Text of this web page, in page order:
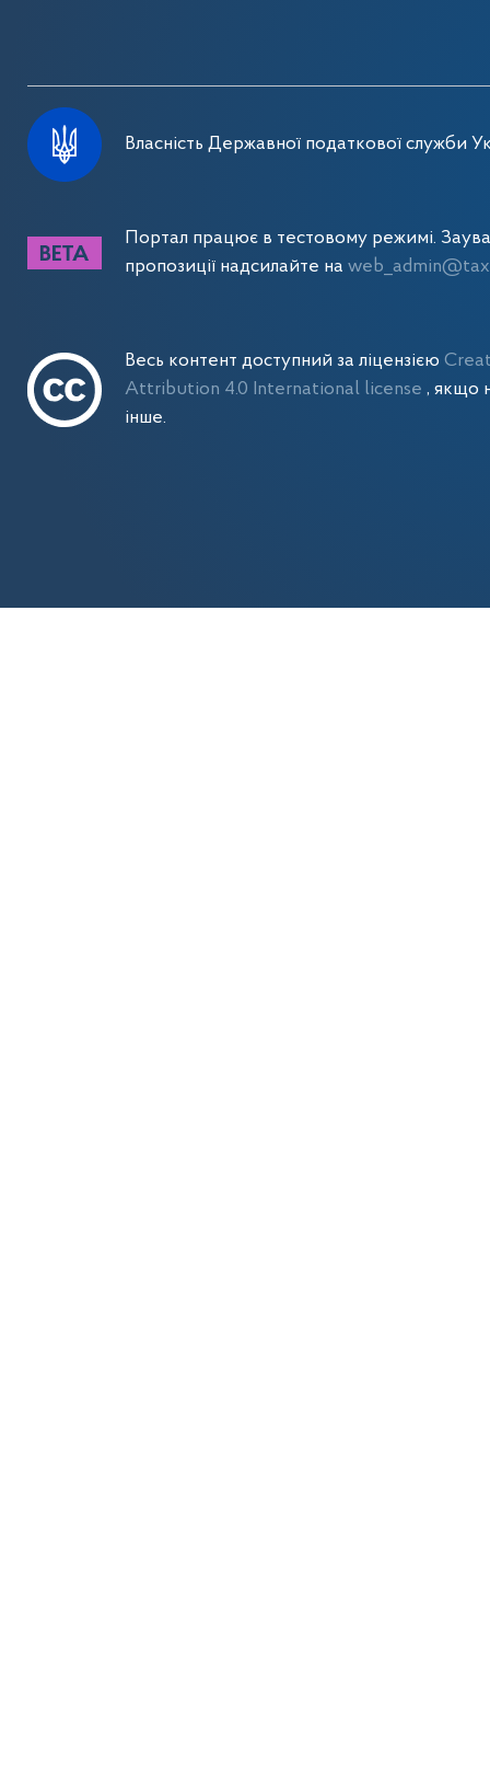
Власність Державної податкової служби
Портал працює в тестовому режимі.
пропозиції надсилайте на
Весь контент доступний за ліцензією
Attribution 4.0 International license, якщо
інше.